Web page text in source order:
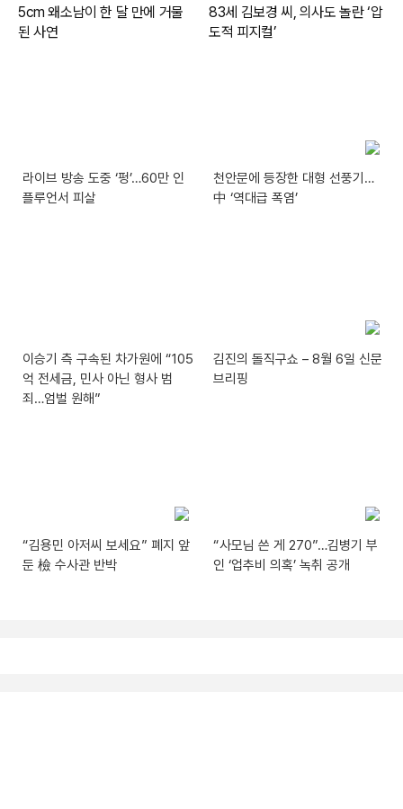
라이브 방송 도중 ‘펑’…60만 인
플루언서 피살
천안문에 등장한 대형 선풍기…
中 ‘역대급 폭염’
이승기 측 구속된 차가원에 “105
억 전세금, 민사 아닌 형사 범
죄…엄벌 원해”
김진의 돌직구쇼 – 8월 6일 신문
브리핑
“김용민 아저씨 보세요” 폐지 앞
둔 檢 수사관 반박
“사모님 쓴 게 270”…김병기 부
인 ‘업추비 의혹’ 녹취 공개